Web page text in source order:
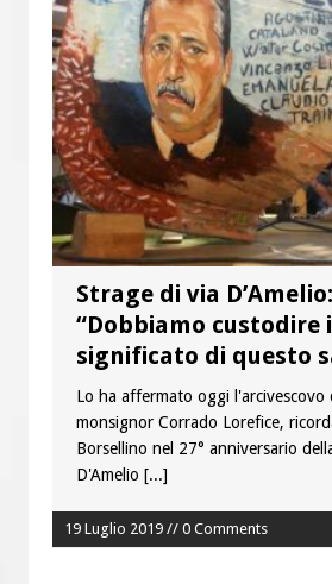
Strage di via D’Amelio:
“Dobbiamo custodire
significato di questo
Lo ha affermato oggi l'arcivescovo
monsignor Corrado Lorefice,
Borsellino nel 27° anniversario
D'Amelio [...]
19 Luglio 2019 // 0 Comments